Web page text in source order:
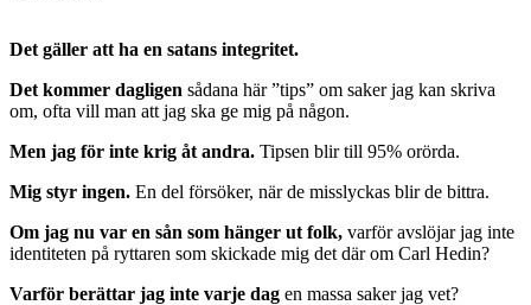
Det gäller att ha en satans integritet.
Det kommer dagligen sådana här ”tips” om saker jag kan skriva
om, ofta vill man att jag ska ge mig på någon.
Men jag för inte krig åt andra. Tipsen blir till 95% orörda.
Mig styr ingen. En del försöker, när de misslyckas blir de bittra.
Om jag nu var en sån som hänger ut folk, varför avslöjar jag inte
identiteten på ryttaren som skickade mig det där om Carl Hedin?
Varför berättar jag inte varje dag en massa saker jag vet?